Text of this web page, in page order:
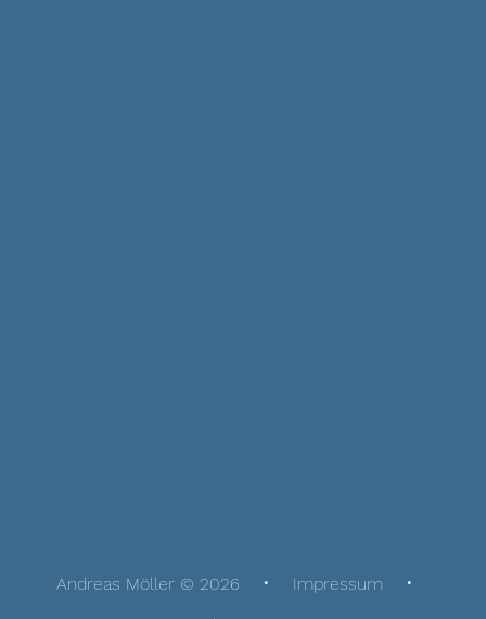
Andreas Möller © 2026
Impressum